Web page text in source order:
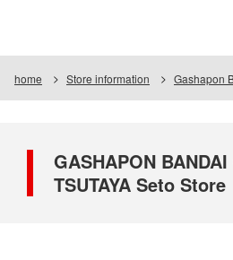
home Store information Gashapon
GASHAPON
TSUTAYA Seto Store